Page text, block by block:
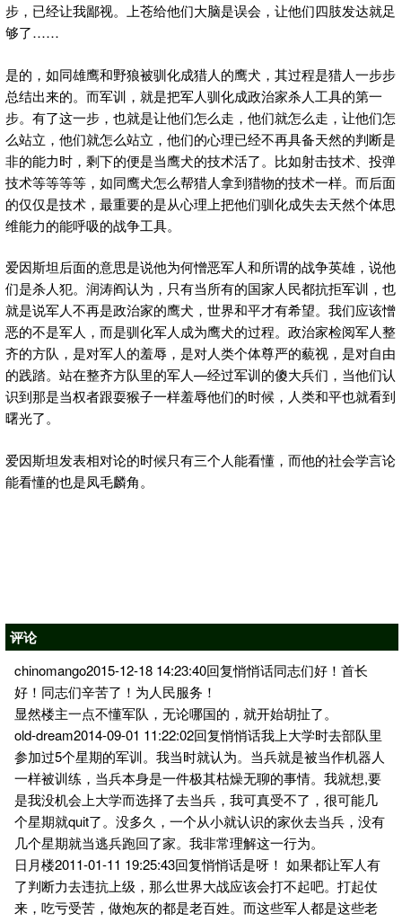
步，已经让我鄙视。上苍给他们大脑是误会，让他们四肢发达就足
够了……
是的，如同雄鹰和野狼被驯化成猎人的鹰犬，其过程是猎人一步步
总结出来的。而军训，就是把军人驯化成政治家杀人工具的第一
步。有了这一步，也就是让他们怎么走，他们就怎么走，让他们怎
么站立，他们就怎么站立，他们的心理已经不再具备天然的判断是
非的能力时，剩下的便是当鹰犬的技术活了。比如射击技术、投弹
技术等等等等，如同鹰犬怎么帮猎人拿到猎物的技术一样。而后面
的仅仅是技术，最重要的是从心理上把他们驯化成失去天然个体思
维能力的能呼吸的战争工具。
爱因斯坦后面的意思是说他为何憎恶军人和所谓的战争英雄，说他
们是杀人犯。润涛阎认为，只有当所有的国家人民都抗拒军训，也
就是说军人不再是政治家的鹰犬，世界和平才有希望。我们应该憎
恶的不是军人，而是驯化军人成为鹰犬的过程。政治家检阅军人整
齐的方队，是对军人的羞辱，是对人类个体尊严的藐视，是对自由
的践踏。站在整齐方队里的军人—经过军训的傻大兵们，当他们认
识到那是当权者跟耍猴子一样羞辱他们的时候，人类和平也就看到
曙光了。
爱因斯坦发表相对论的时候只有三个人能看懂，而他的社会学言论
能看懂的也是凤毛麟角。
评论
chinomango2015-12-18 14:23:40回复悄悄话同志们好！首长
好！同志们辛苦了！为人民服务！
显然楼主一点不懂军队，无论哪国的，就开始胡扯了。
old-dream2014-09-01 11:22:02回复悄悄话我上大学时去部队里
参加过5个星期的军训。我当时就认为。当兵就是被当作机器人
一样被训练，当兵本身是一件极其枯燥无聊的事情。我就想,要
是我没机会上大学而选择了去当兵，我可真受不了，很可能几
个星期就quit了。没多久，一个从小就认识的家伙去当兵，没有
几个星期就当逃兵跑回了家。我非常理解这一行为。
日月楼2011-01-11 19:25:43回复悄悄话是呀！ 如果都让军人有
了判断力去违抗上级，那么世界大战应该会打不起吧。打起仗
来，吃亏受苦，做炮灰的都是老百姓。而这些军人都是这些老